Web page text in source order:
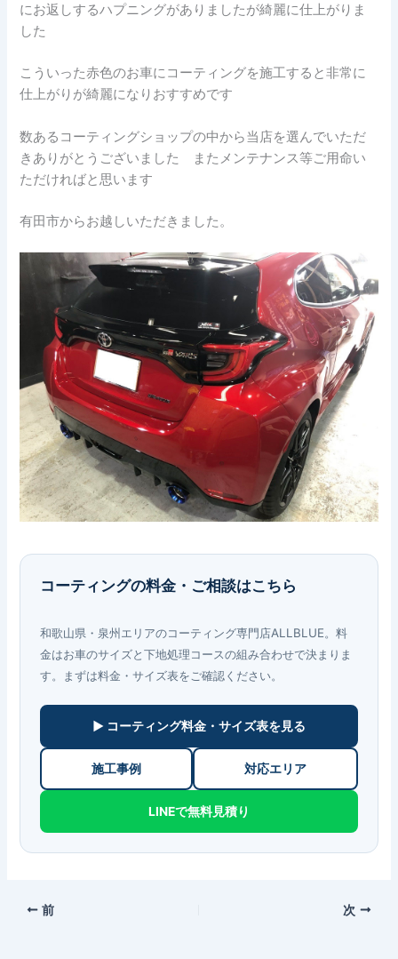
にお返しするハプニングがありましたが綺麗に仕上がりま
した
こういった赤色のお車にコーティングを施工すると非常に
仕上がりが綺麗になりおすすめです
数あるコーティングショップの中から当店を選んでいただ
きありがとうございました またメンテナンス等ご用命い
ただければと思います
有田市からお越しいただきました。
コーティングの料金・ご相談はこちら
和歌山県・泉州エリアのコーティング専門店ALLBLUE。料
金はお車のサイズと下地処理コースの組み合わせで決まりま
す。まずは料金・サイズ表をご確認ください。
▶ コーティング料金・サイズ表を見る
施工事例 対応エリア
LINEで無料見積り
前 次